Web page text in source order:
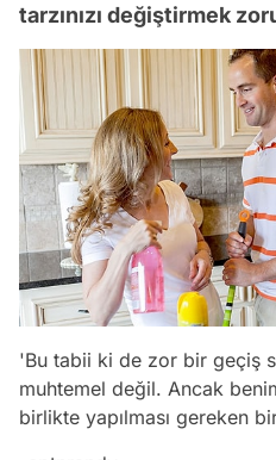
tarzınızı değiştirmek
'Bu tabii ki de zor bir geçiş
muhtemel değil. Ancak
birlikte yapılması gereken